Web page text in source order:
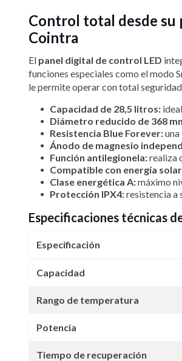
Control total desde su
Cointra
El panel digital de control LED
funciones especiales como el modo
le permite operar con total
Capacidad de 28,5 litros:
Diámetro reducido de 368
Resistencia Blue Forever:
Ánodo de magnesio
Función antilegionela:realiza
Compatible con energía
Clase energética A:máximo
Protección IPX4:resistencia a
Especificaciones técnicas
Especificación
Capacidad
Rango de temperatura
Potencia
Tiempo de recuperación